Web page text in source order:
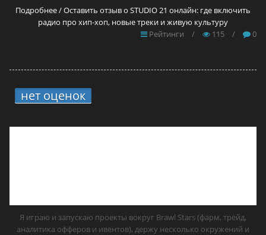
Подробнее / Оставить отзыв о STUDIO 21 онлайн: где включить
радио про хип-хоп, новые треки и живую культуру
Рейтинги
/ 115 / 0
нет оценок
Я играю и запускаю проекты вокруг Brawl Stars (фарм, трейд,
аналитика офферов и ивентов), держу несколько окружений и